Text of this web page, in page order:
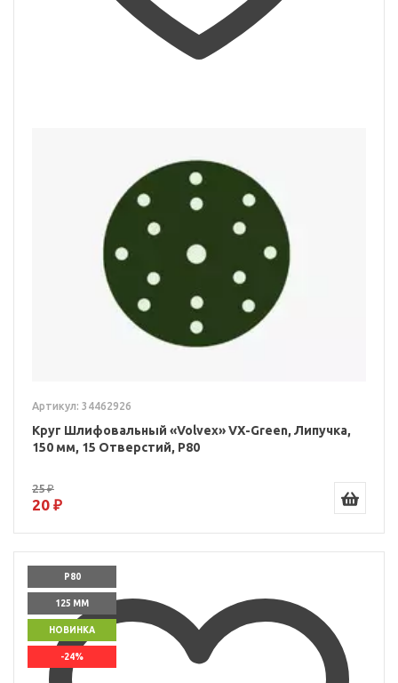
Артикул: 34462926
Круг Шлифовальный «Volvex» VX-Green, Липучка,
150 мм, 15 Отверстий, P80
25 ₽
20 ₽
P80
125 ММ
НОВИНКА
-24%